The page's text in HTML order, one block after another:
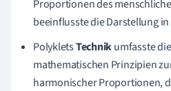
Proportionen des
beeinflusste die Darstellung
PolykletsTechnikumfasste
mathematischen Prinzipien
harmonischer Proportionen,